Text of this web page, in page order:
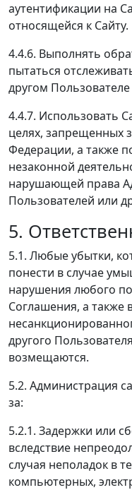
аутентификации на
относящейся к Сайту.
4.4.6. Выполнять
пытаться
другом Пользователе
4.4.7. Использовать
целях, запрещенных
Федерации, а также
незаконной
нарушающей права
Пользователей или
5.
5.1. Любые убытки,
понести в случае
нарушения любого
Соглашения, а также
другого
возмещаются.
5.2. Администрация
за:
5.2.1. Задержки или
вследствие
случая неполадок в
компьютерных,